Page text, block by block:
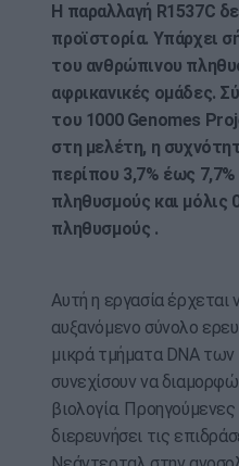
Η παραλλαγή R1537C
προϊστορία. Υπάρχει
του ανθρώπινου
αφρικανικές ομάδες.
του 1000 Genomes
στη μελέτη, η
περίπου 3,7% έως
πληθυσμούς και μόλις
πληθυσμούς .
Αυτή η εργασία έρχεται
αυξανόμενο σύνολο
μικρά τμήματα DNA
συνεχίσουν να
βιολογία.
διερευνήσει τις